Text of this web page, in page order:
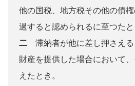
他の国税、地方税その他の債
過すると認められるに至つたと
二 滞納者が他に差し押さえ
財産を提供した場合において
えたとき。